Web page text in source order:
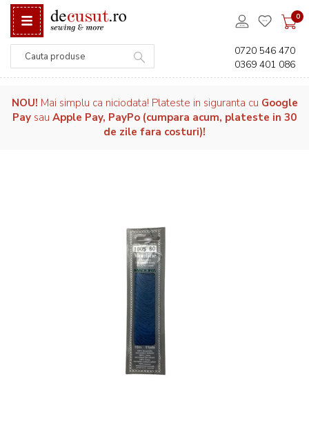
0
0720 546 470
0369 401 086
NOU! Mai simplu ca niciodata! Plateste in siguranta cu Google
Pay sau Apple Pay, PayPo (cumpara acum, plateste in 30
de zile fara costuri)!